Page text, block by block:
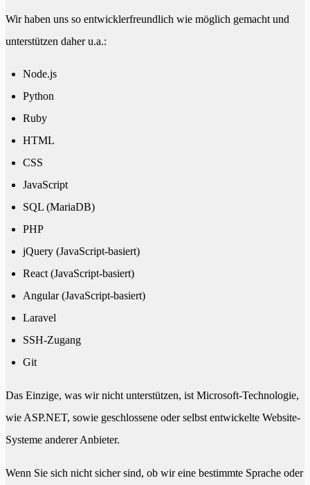
Wir haben uns so entwicklerfreundlich wie möglich gemacht und
unterstützen daher u.a.:
Node.js
Python
Ruby
HTML
CSS
JavaScript
SQL (MariaDB)
PHP
jQuery (JavaScript-basiert)
React (JavaScript-basiert)
Angular (JavaScript-basiert)
Laravel
SSH-Zugang
Git
Das Einzige, was wir nicht unterstützen, ist Microsoft-Technologie,
wie ASP.NET, sowie geschlossene oder selbst entwickelte Website-
Systeme anderer Anbieter.
Wenn Sie sich nicht sicher sind, ob wir eine bestimmte Sprache oder